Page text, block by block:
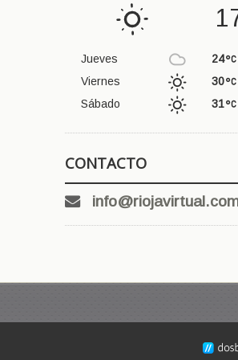
Jueves
24
Viernes
30
Sábado
31
CONTACTO